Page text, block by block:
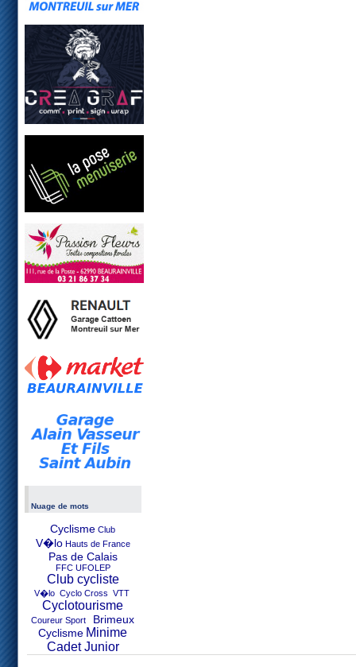
Nuage de mots
Cyclisme Club
V�lo Hauts de France
Pas de Calais
FFC UFOLEP
Club cycliste
V�lo Cyclo Cross VTT
Cyclotourisme
Coureur Sport Brimeux
Cyclisme Minime
Cadet Junior